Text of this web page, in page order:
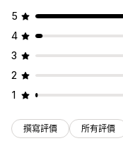
5
4
3
2
1
撰寫評價 所有評價